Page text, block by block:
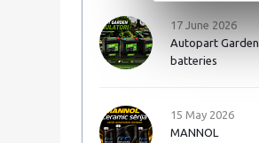
17 June 2026
Autopart Garden
batteries
15 May 2026
MANNOL